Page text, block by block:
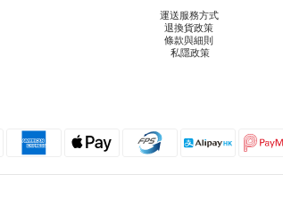
運送服務方式
退換貨政策
條款與細則
私隱政策